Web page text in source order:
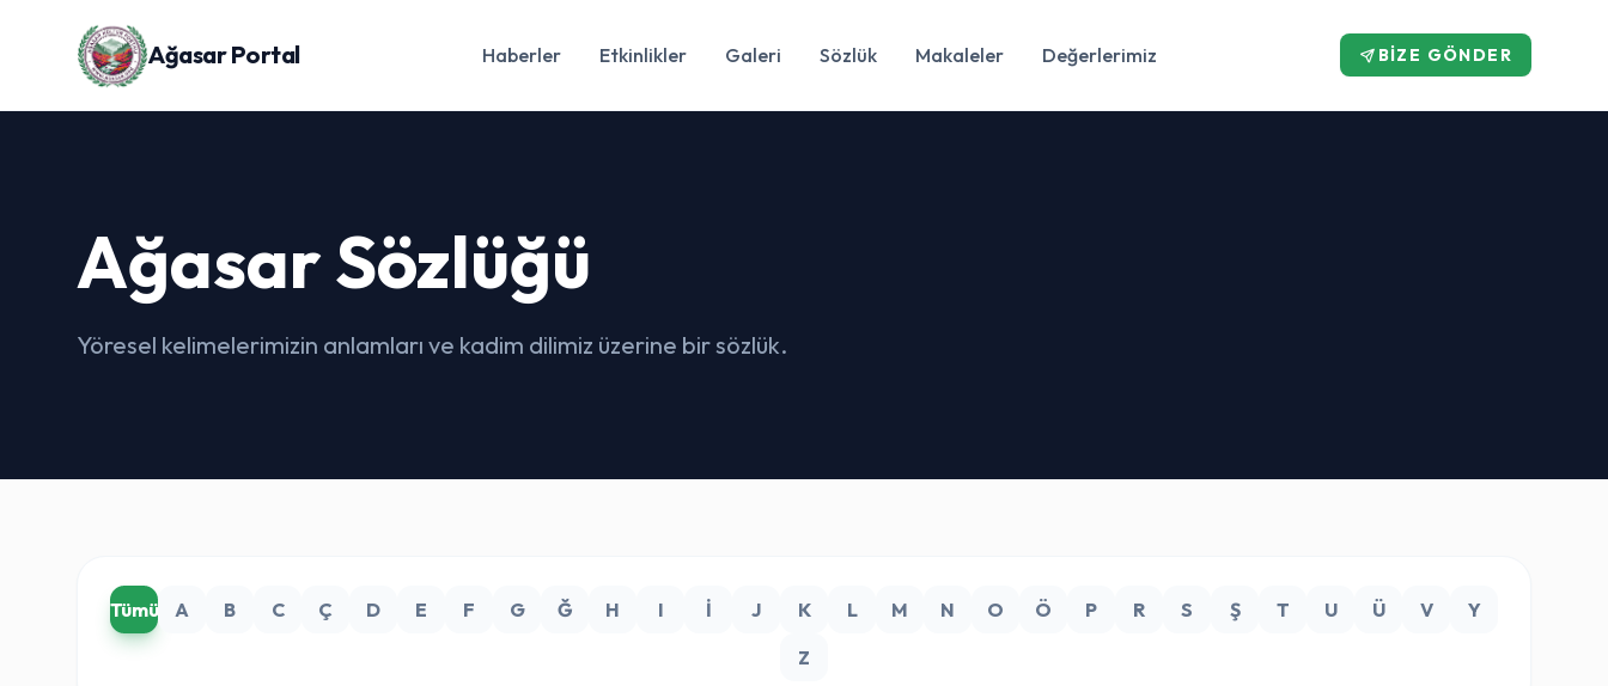
Ağasar Portal Haberler Etkinlikler Galeri Sözlük Makaleler Değerlerimiz BIZE GÖNDER
Ağasar Sözlüğü
Yöresel kelimelerimizin anlamları ve kadim dilimiz üzerine bir sözlük.
Tümü A B C Ç D E F G Ğ H I İ J K L M N O Ö P R S Ş T U Ü V
Y
Z